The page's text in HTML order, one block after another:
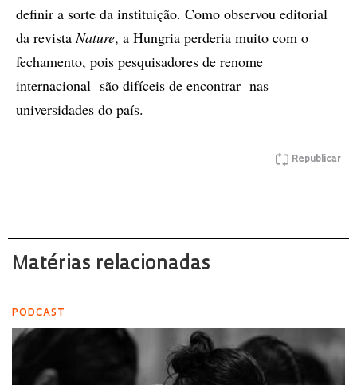
definir a sorte da instituição. Como observou editorial
da revista Nature, a Hungria perderia muito com o
fechamento, pois pesquisadores de renome
internacional são difíceis de encontrar nas
universidades do país.
Republicar